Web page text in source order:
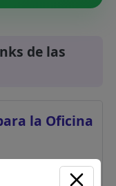
de las
la Oficina